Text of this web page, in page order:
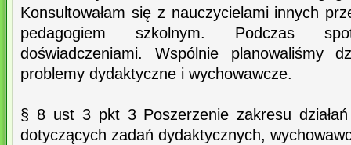
Konsultowałam się z nauczycielami innych
pedagogiem szkolnym. Podczas
doświadczeniami. Wspólnie planowaliśmy
problemy dydaktyczne i wychowawcze.
§ 8 ust 3 pkt 3 Poszerzenie zakresu działań
dotyczących zadań dydaktycznych,